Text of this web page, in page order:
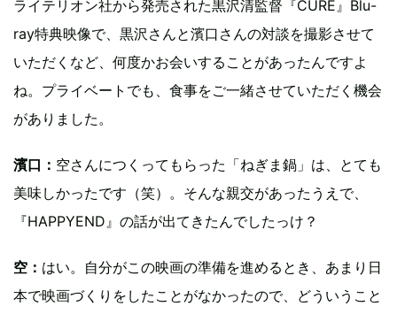
ライテリオン社から発売された黒沢清監督『CURE』Blu-
ray特典映像で、黒沢さんと濱口さんの対談を撮影させて
いただくなど、何度かお会いすることがあったんですよ
ね。プライベートでも、食事をご一緒させていただく機会
がありました。
濱口： 空さんにつくってもらった「ねぎま鍋」は、とても
美味しかったです（笑）。そんな親交があったうえで、
『HAPPYEND』の話が出てきたんでしたっけ？
空： はい。自分がこの映画の準備を進めるとき、あまり日
本で映画づくりをしたことがなかったので、どういうこと